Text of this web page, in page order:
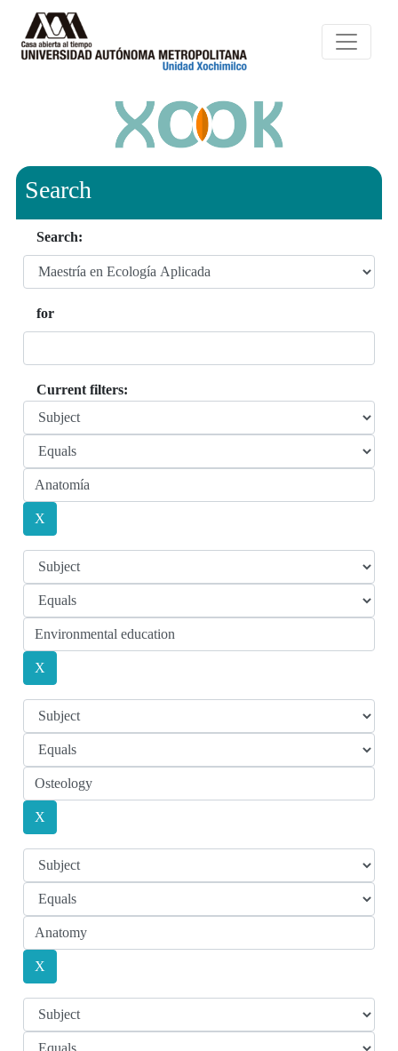
Search
Search:
for
Current filters: